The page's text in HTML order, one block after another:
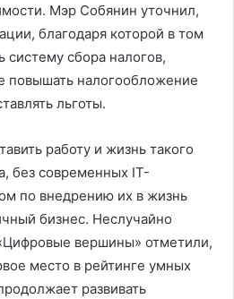
Мэр Собянин уточнил,
благодаря которой в том
систему сбора налогов,
повышать налогообложение
льготы.
работу и жизнь такого
без современных IT-
по внедрению их в жизнь
бизнес. Неслучайно
вершины» отметили,
место в рейтинге умных
развивать